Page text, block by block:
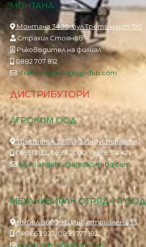
МОНТАНА
Монтана 3400, бул.Трети март 190
Страхил Стоянов
Ръководител на филиал
0882 707 812
strahil.stoyanov@rapidkb.com
ДИСТРИБУТОРИ
АГРОКОМ ООД
Тръстеник 5857, кв.Индустриален
06551 2152, 06551 2000, 0888 314 421
svilen.angelov@agrokom-bg.com
МЕХАНИЗИРАН ОТРЯД – Я ООД
Ямбол 8600, кв.Индустриален 333
046 663 923, 0895 777 182
petarchistov@yahoo.com